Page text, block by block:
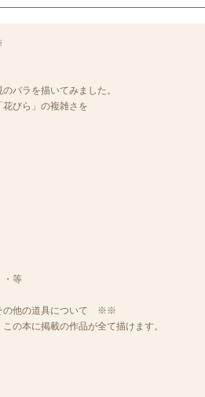
バラを描いてみました。
びら」の複雑さを
・等
の他の道具について ※※
の本に掲載の作品が全て描けます。